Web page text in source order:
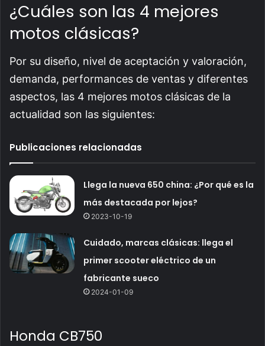
¿Cuáles son las 4 mejores
motos clásicas?
Por su diseño, nivel de aceptación y valoración,
demanda, performances de ventas y diferentes
aspectos, las 4 mejores motos clásicas de la
actualidad son las siguientes:
Publicaciones relacionadas
Llega la nueva 650 china: ¿Por qué es la
más destacada por lejos?
2023-10-19
Cuidado, marcas clásicas: llega el
primer scooter eléctrico de un
fabricante sueco
2024-01-09
Honda CB750